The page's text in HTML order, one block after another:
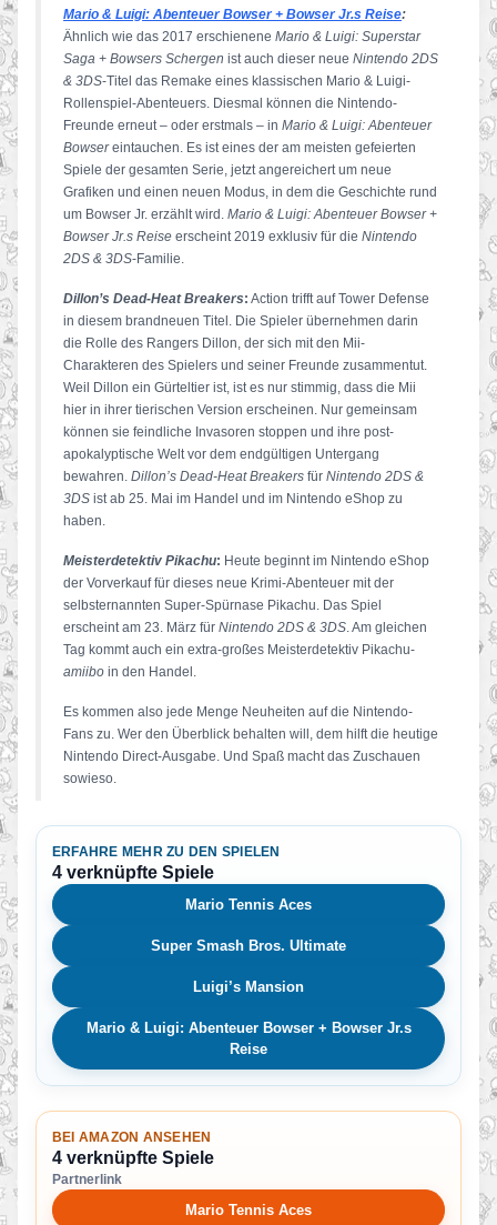
Mario & Luigi: Abenteuer Bowser + Bowser Jr.s Reise:
Ähnlich wie das 2017 erschienene Mario & Luigi: Superstar
Saga + Bowsers Schergen ist auch dieser neue Nintendo 2DS
& 3DS-Titel das Remake eines klassischen Mario & Luigi-
Rollenspiel-Abenteuers. Diesmal können die Nintendo-
Freunde erneut – oder erstmals – in Mario & Luigi: Abenteuer
Bowsereintauchen. Es ist eines der am meisten gefeierten
Spiele der gesamten Serie, jetzt angereichert um neue
Grafiken und einen neuen Modus, in dem die Geschichte rund
um Bowser Jr. erzählt wird. Mario & Luigi: Abenteuer Bowser +
Bowser Jr.s Reise erscheint 2019 exklusiv für die Nintendo
2DS & 3DS-Familie.
Dillon’s Dead-Heat Breakers: Action trifft auf Tower Defense
in diesem brandneuen Titel. Die Spieler übernehmen darin
die Rolle des Rangers Dillon, der sich mit den Mii-
Charakteren des Spielers und seiner Freunde zusammentut.
Weil Dillon ein Gürteltier ist, ist es nur stimmig, dass die Mii
hier in ihrer tierischen Version erscheinen. Nur gemeinsam
können sie feindliche Invasoren stoppen und ihre post-
apokalyptische Welt vor dem endgültigen Untergang
bewahren. Dillon’s Dead-Heat Breakers für Nintendo 2DS &
3DS ist ab 25. Mai im Handel und im Nintendo eShop zu
haben.
Meisterdetektiv Pikachu: Heute beginnt im Nintendo eShop
der Vorverkauf für dieses neue Krimi-Abenteuer mit der
selbsternannten Super-Spürnase Pikachu. Das Spiel
erscheint am 23. März für Nintendo 2DS & 3DS. Am gleichen
Tag kommt auch ein extra-großes Meisterdetektiv Pikachu-
amiibo in den Handel.
Es kommen also jede Menge Neuheiten auf die Nintendo-
Fans zu. Wer den Überblick behalten will, dem hilft die heutige
Nintendo Direct-Ausgabe. Und Spaß macht das Zuschauen
sowieso.
ERFAHRE MEHR ZU DEN SPIELEN
4 verknüpfte Spiele
Mario Tennis Aces
Super Smash Bros. Ultimate
Luigi’s Mansion
Mario & Luigi: Abenteuer Bowser + Bowser Jr.s
Reise
BEI AMAZON ANSEHEN
4 verknüpfte Spiele
Partnerlink
Mario Tennis Aces